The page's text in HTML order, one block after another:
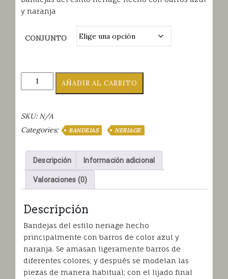
14.00€
hasta
y naranja
CONJUNTO
BANDEJAS
cantidad
AÑADIR AL CARRITO
SKU: N/A
Categories:
BANDEJAS NERIAGE
Descripción Información adicional
Valoraciones (0)
Descripción
Bandejas del estilo neriage hecho
principalmente con barros de color azul y
naranja. Se amasan ligeramente barros de
diferentes colores, y después se modelan las
piezas de manera habitual; con el lijado final